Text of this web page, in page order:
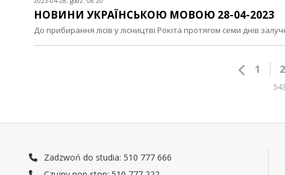
НОВИНИ УКРАЇНСЬКОЮ МОВОЮ 28-04-2023
До прибирання лісів у лісництві Рокіта протягом семи днів
1 2
Zadzwoń do studia: 510 777 666